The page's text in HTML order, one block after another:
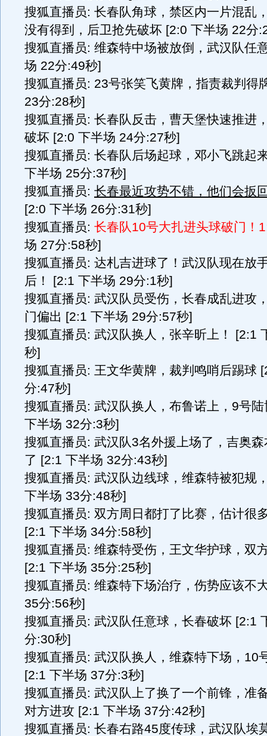
搜狐直播员: 长春队角球，禁区内一片混乱
没有得到，后卫抢先破坏 [2:0 下半场 22分
搜狐直播员: 维森特中场被放倒，武汉队任
场 22分:49秒]
搜狐直播员: 23号张笑飞黄牌，指责裁判得
23分:28秒]
搜狐直播员: 长春队反击，曹天堡快速推进
破坏 [2:0 下半场 24分:27秒]
搜狐直播员: 长春队后场起球，邓小飞跳起
下半场 25分:37秒]
搜狐直播员: 长春最近攻势不错，他们会扳
[2:0 下半场 26分:31秒]
搜狐直播员: 长春队10号大扎进头球破门！
场 27分:58秒]
搜狐直播员: 达札吉进球了！武汉队现在放
后！ [2:1 下半场 29分:1秒]
搜狐直播员: 武汉队员受伤，长春成乱进攻
门偏出 [2:1 下半场 29分:57秒]
搜狐直播员: 武汉队换人，张辛昕上！ [2:1
秒]
搜狐直播员: 王文华黄牌，裁判鸣哨后踢球
分:47秒]
搜狐直播员: 武汉队换人，布鲁诺上，9号
下半场 32分:3秒]
搜狐直播员: 武汉队3名外援上场了，吉奥
了 [2:1 下半场 32分:43秒]
搜狐直播员: 武汉队边线球，维森特被犯规
下半场 33分:48秒]
搜狐直播员: 双方周日都打了比赛，估计很
[2:1 下半场 34分:58秒]
搜狐直播员: 维森特受伤，王文华护球，双
[2:1 下半场 35分:25秒]
搜狐直播员: 维森特下场治疗，伤势应该不
35分:56秒]
搜狐直播员: 武汉队任意球，长春破坏 [2:1
分:30秒]
搜狐直播员: 武汉队换人，维森特下场，10
[2:1 下半场 37分:3秒]
搜狐直播员: 武汉队上了换了一个前锋，准
对方进攻 [2:1 下半场 37分:42秒]
搜狐直播员: 长春右路45度传球，武汉队埃